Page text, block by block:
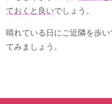
ておくと良いでしょう。
晴れている日にご近隣を歩
てみましょう。